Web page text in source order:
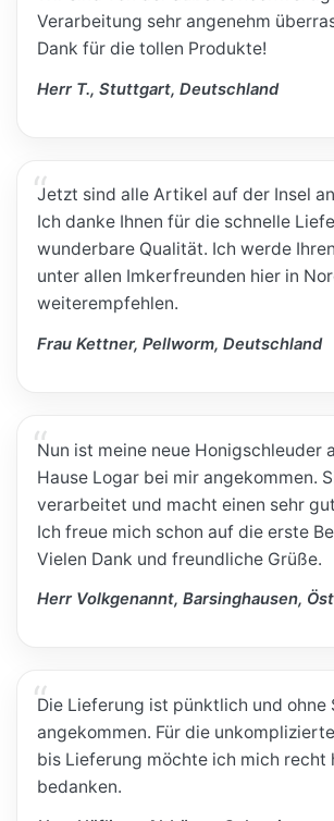
Verarbeitung sehr angenehm
Dank für die tollen Produkte!
Herr T., Stuttgart, Deutschland
Jetzt sind alle Artikel auf der Insel
Ich danke Ihnen für die schnelle
wunderbare Qualität. Ich werde
unter allen Imkerfreunden hier in
weiterempfehlen.
Frau Kettner, Pellworm, Deutschland
Nun ist meine neue Honigschleuder
Hause Logar bei mir angekommen.
verarbeitet und macht einen sehr
Ich freue mich schon auf die erste
Vielen Dank und freundliche Grüße.
Herr Volkgenannt, Barsinghausen,
Die Lieferung ist pünktlich und ohne
angekommen. Für die
bis Lieferung möchte ich mich recht
bedanken.